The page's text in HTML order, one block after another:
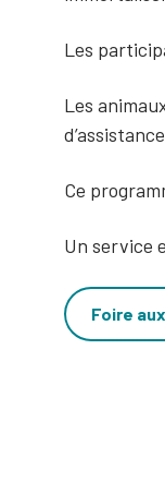
Les
Les
Ce
Un service
Foire